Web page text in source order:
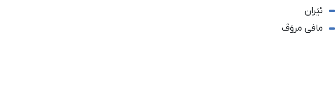
ئێران
مافی مرۆڤ